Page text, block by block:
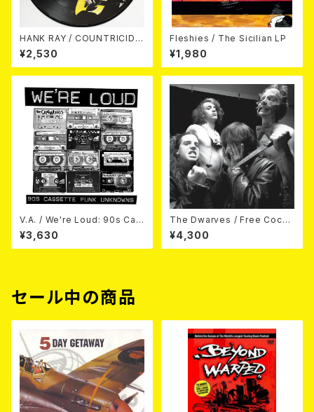
HANK RAY / COUNTRICIDE
(LP/PICTURE)
¥2,530
Fleshies / The Sicilian LP
¥1,980
V.A. / We're Loud: 90s Cas
sette Punk Unknowns (2L
P)
¥3,630
The Dwarves / Free Cocai
ne 1986-88 (2LP)
¥4,300
セール中の商品